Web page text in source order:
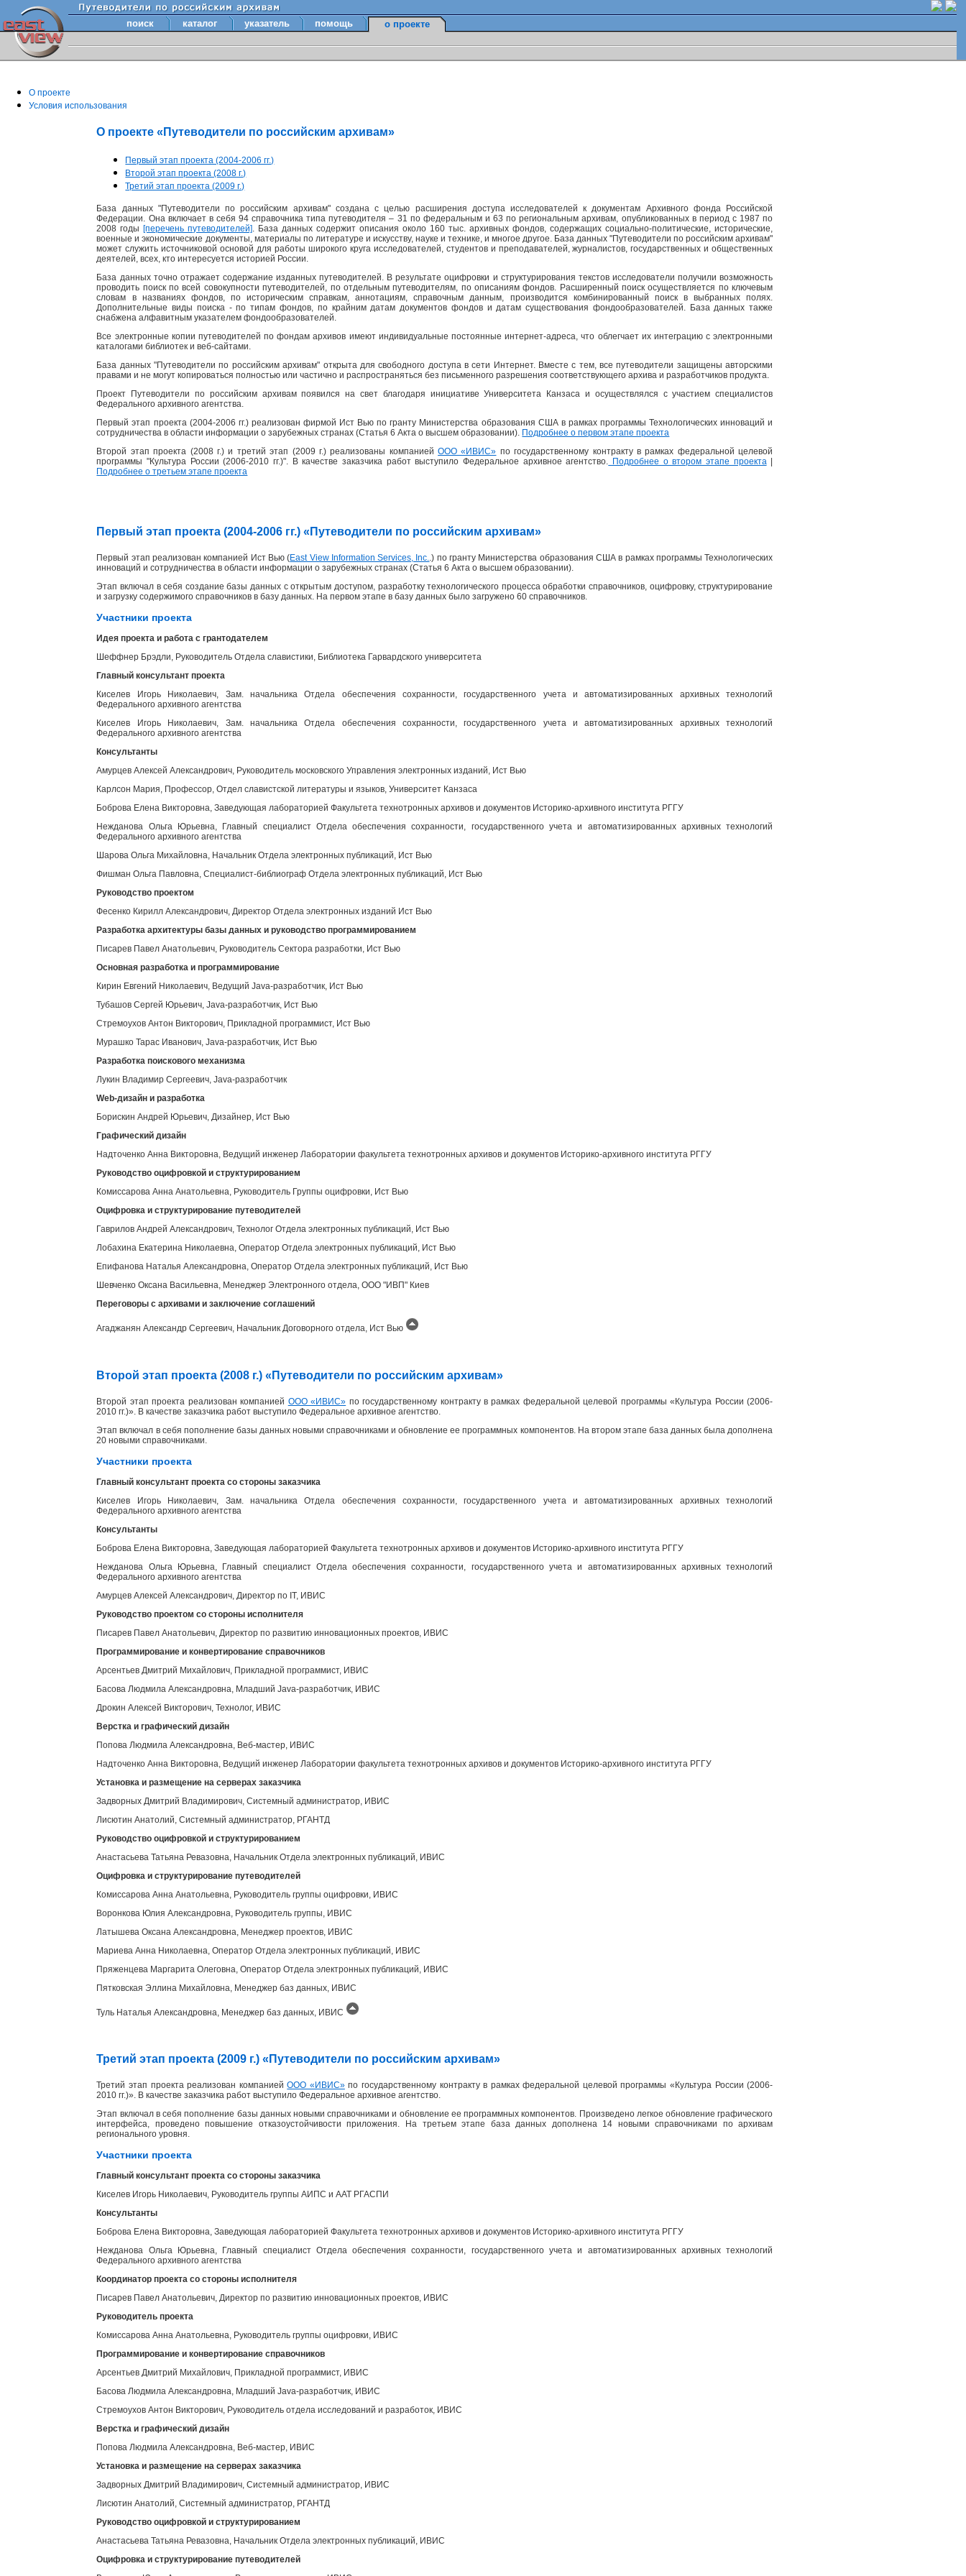
поиск каталог указатель помощь о проекте
О проекте
Условия использования
О проекте «Путеводители по российским архивам»
Первый этап проекта (2004-2006 гг.)
Второй этап проекта (2008 г.)
Третий этап проекта (2009 г.)
База данных "Путеводители по российским архивам" создана с целью расширения доступа исследователей к документам Архивного фонда Российской
Федерации. Она включает в себя 94 справочника типа путеводителя – 31 по федеральным и 63 по региональным архивам, опубликованных в период с 1987 по
2008 годы [перечень путеводителей]. База данных содержит описания около 160 тыс. архивных фондов, содержащих социально-политические, исторические,
военные и экономические документы, материалы по литературе и искусству, науке и технике, и многое другое. База данных "Путеводители по российским архивам"
может служить источниковой основой для работы широкого круга исследователей, студентов и преподавателей, журналистов, государственных и общественных
деятелей, всех, кто интересуется историей России.
База данных точно отражает содержание изданных путеводителей. В результате оцифровки и структурирования текстов исследователи получили возможность
проводить поиск по всей совокупности путеводителей, по отдельным путеводителям, по описаниям фондов. Расширенный поиск осуществляется по ключевым
словам в названиях фондов, по историческим справкам, аннотациям, справочным данным, производится комбинированный поиск в выбранных полях.
Дополнительные виды поиска - по типам фондов, по крайним датам документов фондов и датам существования фондообразователей. База данных также
снабжена алфавитным указателем фондообразователей.
Все электронные копии путеводителей по фондам архивов имеют индивидуальные постоянные интернет-адреса, что облегчает их интеграцию с электронными
каталогами библиотек и веб-сайтами.
База данных "Путеводители по российским архивам" открыта для свободного доступа в сети Интернет. Вместе с тем, все путеводители защищены авторскими
правами и не могут копироваться полностью или частично и распространяться без письменного разрешения соответствующего архива и разработчиков продукта.
Проект Путеводители по российским архивам появился на свет благодаря инициативе Университета Канзаса и осуществлялся с участием специалистов
Федерального архивного агентства.
Первый этап проекта (2004-2006 гг.) реализован фирмой Ист Вью по гранту Министерства образования США в рамках программы Технологических инноваций и
сотрудничества в области информации о зарубежных странах (Статья 6 Акта о высшем образовании). Подробнее о первом этапе проекта
Второй этап проекта (2008 г.) и третий этап (2009 г.) реализованы компаниейООО «ИВИС» по государственному контракту в рамках федеральной целевой
программы "Культура России (2006-2010 гг.)". В качестве заказчика работ выступило Федеральное архивное агентство. Подробнее о втором этапе проекта|
Подробнее о третьем этапе проекта
Первый этап проекта (2004-2006 гг.) «Путеводители по российским архивам»
Первый этап реализован компанией Ист Вью (East View Information Services, Inc. .) по гранту Министерства образования США в рамках программы Технологических
инноваций и сотрудничества в области информации о зарубежных странах (Статья 6 Акта о высшем образовании).
Этап включал в себя создание базы данных с открытым доступом, разработку технологического процесса обработки справочников, оцифровку, структурирование
и загрузку содержимого справочников в базу данных. На первом этапе в базу данных было загружено 60 справочников.
Участники проекта
Идея проекта и работа с грантодателем
Шеффнер Брэдли, Руководитель Отдела славистики, Библиотека Гарвардского университета
Главный консультант проекта
Киселев Игорь Николаевич, Зам. начальника Отдела обеспечения сохранности, государственного учета и автоматизированных архивных технологий
Федерального архивного агентства
Киселев Игорь Николаевич, Зам. начальника Отдела обеспечения сохранности, государственного учета и автоматизированных архивных технологий
Федерального архивного агентства
Консультанты
Амурцев Алексей Александрович, Руководитель московского Управления электронных изданий, Ист Вью
Карлсон Мария, Профессор, Отдел славистской литературы и языков, Университет Канзаса
Боброва Елена Викторовна, Заведующая лабораторией Факультета технотронных архивов и документов Историко-архивного института РГГУ
Нежданова Ольга Юрьевна, Главный специалист Отдела обеспечения сохранности, государственного учета и автоматизированных архивных технологий
Федерального архивного агентства
Шарова Ольга Михайловна, Начальник Отдела электронных публикаций, Ист Вью
Фишман Ольга Павловна, Специалист-библиограф Отдела электронных публикаций, Ист Вью
Руководство проектом
Фесенко Кирилл Александрович, Директор Отдела электронных изданий Ист Вью
Разработка архитектуры базы данных и руководство программированием
Писарев Павел Анатольевич, Руководитель Сектора разработки, Ист Вью
Основная разработка и программирование
Кирин Евгений Николаевич, Ведущий Java-разработчик, Ист Вью
Тубашов Сергей Юрьевич, Java-разработчик, Ист Вью
Стремоухов Антон Викторович, Прикладной программист, Ист Вью
Мурашко Тарас Иванович, Java-разработчик, Ист Вью
Разработка поискового механизма
Лукин Владимир Сергеевич, Java-разработчик
Web-дизайн и разработка
Борискин Андрей Юрьевич, Дизайнер, Ист Вью
Графический дизайн
Надточенко Анна Викторовна, Ведущий инженер Лаборатории факультета технотронных архивов и документов Историко-архивного института РГГУ
Руководство оцифровкой и структурированием
Комиссарова Анна Анатольевна, Руководитель Группы оцифровки, Ист Вью
Оцифровка и структурирование путеводителей
Гаврилов Андрей Александрович, Технолог Отдела электронных публикаций, Ист Вью
Лобахина Екатерина Николаевна, Оператор Отдела электронных публикаций, Ист Вью
Епифанова Наталья Александровна, Оператор Отдела электронных публикаций, Ист Вью
Шевченко Оксана Васильевна, Менеджер Электронного отдела, OOO "ИВП" Киев
Переговоры с архивами и заключение соглашений
Агаджанян Александр Сергеевич, Начальник Договорного отдела, Ист Вью
Второй этап проекта (2008 г.) «Путеводители по российским архивам»
Второй этап проекта реализован компанией ООО «ИВИС» по государственному контракту в рамках федеральной целевой программы «Культура России (2006-
2010 гг.)». В качестве заказчика работ выступило Федеральное архивное агентство.
Этап включал в себя пополнение базы данных новыми справочниками и обновление ее программных компонентов. На втором этапе база данных была дополнена
20 новыми справочниками.
Участники проекта
Главный консультант проекта со стороны заказчика
Киселев Игорь Николаевич, Зам. начальника Отдела обеспечения сохранности, государственного учета и автоматизированных архивных технологий
Федерального архивного агентства
Консультанты
Боброва Елена Викторовна, Заведующая лабораторией Факультета технотронных архивов и документов Историко-архивного института РГГУ
Нежданова Ольга Юрьевна, Главный специалист Отдела обеспечения сохранности, государственного учета и автоматизированных архивных технологий
Федерального архивного агентства
Амурцев Алексей Александрович, Директор по IT, ИВИС
Руководство проектом со стороны исполнителя
Писарев Павел Анатольевич, Директор по развитию инновационных проектов, ИВИС
Программирование и конвертирование справочников
Арсентьев Дмитрий Михайлович, Прикладной программист, ИВИС
Басова Людмила Александровна, Младший Java-разработчик, ИВИС
Дрокин Алексей Викторович, Технолог, ИВИС
Верстка и графический дизайн
Попова Людмила Александровна, Веб-мастер, ИВИС
Надточенко Анна Викторовна, Ведущий инженер Лаборатории факультета технотронных архивов и документов Историко-архивного института РГГУ
Установка и размещение на серверах заказчика
Задворных Дмитрий Владимирович, Системный администратор, ИВИС
Лисютин Анатолий, Системный администратор, РГАНТД
Руководство оцифровкой и структурированием
Анастасьева Татьяна Ревазовна, Начальник Отдела электронных публикаций, ИВИС
Оцифровка и структурирование путеводителей
Комиссарова Анна Анатольевна, Руководитель группы оцифровки, ИВИС
Воронкова Юлия Александровна, Руководитель группы, ИВИС
Латышева Оксана Александровна, Менеджер проектов, ИВИС
Мариева Анна Николаевна, Оператор Отдела электронных публикаций, ИВИС
Пряженцева Маргарита Олеговна, Оператор Отдела электронных публикаций, ИВИС
Пятковская Эллина Михайловна, Менеджер баз данных, ИВИС
Туль Наталья Александровна, Менеджер баз данных, ИВИС
Третий этап проекта (2009 г.) «Путеводители по российским архивам»
Третий этап проекта реализован компаниейООО «ИВИС»по государственному контракту в рамках федеральной целевой программы «Культура России (2006-
2010 гг.)». В качестве заказчика работ выступило Федеральное архивное агентство.
Этап включал в себя пополнение базы данных новыми справочниками и обновление ее программных компонентов. Произведено легкое обновление графического
интерфейса, проведено повышение отказоустойчивости приложения. На третьем этапе база данных дополнена 14 новыми справочниками по архивам
регионального уровня.
Участники проекта
Главный консультант проекта со стороны заказчика
Киселев Игорь Николаевич, Руководитель группы АИПС и ААТ РГАСПИ
Консультанты
Боброва Елена Викторовна, Заведующая лабораторией Факультета технотронных архивов и документов Историко-архивного института РГГУ
Нежданова Ольга Юрьевна, Главный специалист Отдела обеспечения сохранности, государственного учета и автоматизированных архивных технологий
Федерального архивного агентства
Координатор проекта со стороны исполнителя
Писарев Павел Анатольевич, Директор по развитию инновационных проектов, ИВИС
Руководитель проекта
Комиссарова Анна Анатольевна, Руководитель группы оцифровки, ИВИС
Программирование и конвертирование справочников
Арсентьев Дмитрий Михайлович, Прикладной программист, ИВИС
Басова Людмила Александровна, Младший Java-разработчик, ИВИС
Стремоухов Антон Викторович, Руководитель отдела исследований и разработок, ИВИС
Верстка и графический дизайн
Попова Людмила Александровна, Веб-мастер, ИВИС
Установка и размещение на серверах заказчика
Задворных Дмитрий Владимирович, Системный администратор, ИВИС
Лисютин Анатолий, Системный администратор, РГАНТД
Руководство оцифровкой и структурированием
Анастасьева Татьяна Ревазовна, Начальник Отдела электронных публикаций, ИВИС
Оцифровка и структурирование путеводителей